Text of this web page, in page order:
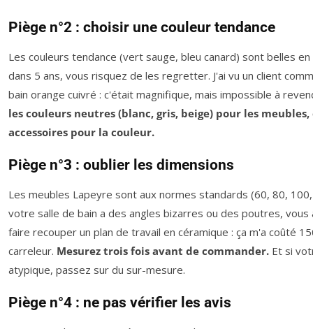
Piège n°2 : choisir une couleur tendance
Les couleurs tendance (vert sauge, bleu canard) sont belles
dans 5 ans, vous risquez de les regretter. J'ai vu un client
bain orange cuivré : c'était magnifique, mais impossible à
les couleurs neutres (blanc, gris, beige) pour les
accessoires pour la couleur.
Piège n°3 : oublier les dimensions
Les meubles Lapeyre sont aux normes standards (60, 80,
votre salle de bain a des angles bizarres ou des poutres, vous
faire recouper un plan de travail en céramique : ça m'a coûté
carreleur. Mesurez trois fois avant de commander. Et si
atypique, passez sur du sur-mesure.
Piège n°4 : ne pas vérifier les avis